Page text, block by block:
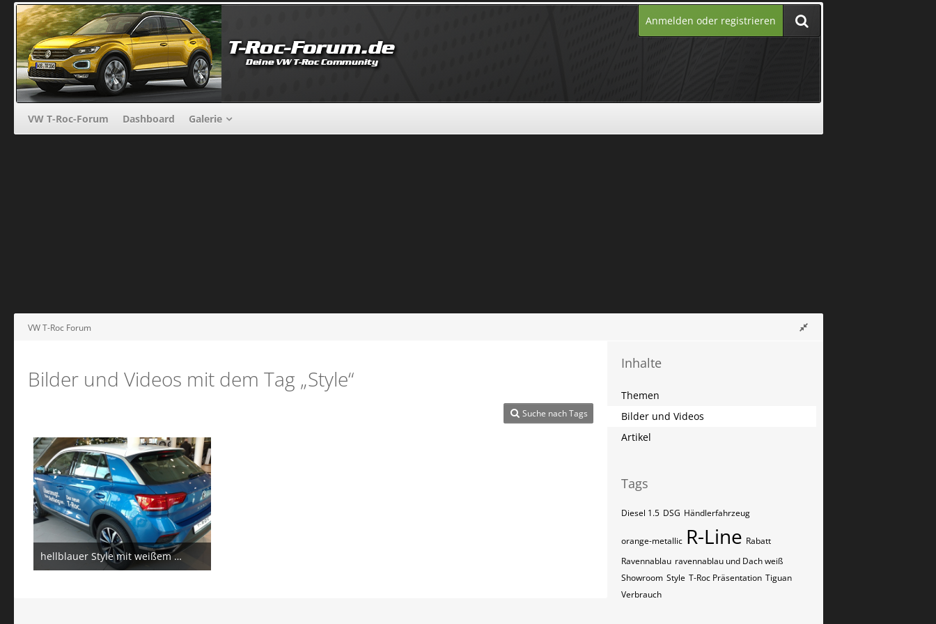
Anmelden oder registrieren
VW T-Roc-Forum Dashboard Galerie
VW T-Roc Forum
Bilder und Videos mit dem Tag „Style“
Suche nach Tags
hellblauer Style mit weißem Dach und blauen Felgen
22. März 2018
Inhalte
Themen
Bilder und Videos
Artikel
Tags
Diesel 1.5 DSG Händlerfahrzeug
orange-metallic R-Line Rabatt
Ravennablau ravennablau und Dach weiß
Showroom Style T-Roc Präsentation Tiguan
Verbrauch